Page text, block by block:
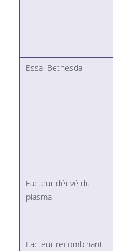
Essai Bethesda
Facteur dérivé du
plasma
Facteur recombinant